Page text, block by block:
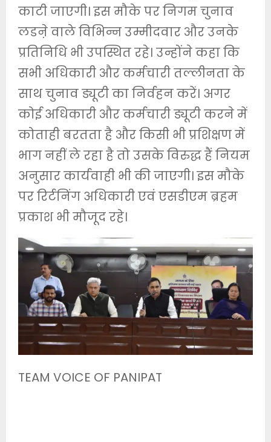
काटी जाएगी। इस मौके पर निगम चुनाव
लडऩे वाले विभिन्न उम्मीदवार और उनके
प्रतिनिधि भी उपस्थित रहे। उन्होंने कहा कि
सभी अधिकारी और कर्मचारी तल्लीनता के
साथ चुनाव ड्यूटी का निर्वहन करें। अगर
कोई अधिकारी और कर्मचारी ड्यूटी करने में
कोताही बरतता है और किसी भी प्रशिक्षण में
भाग नहीं ले रहा है तो उसके विरुद्ध हैं नियम
अनुसार कार्यवाही भी की जाएगी। इस मौके
पर रिर्टनिंग अधिकारी एवं एसडीएम ब्रहम
प्रकाश भी मौजूद रहे।
TEAM VOICE OF PANIPAT